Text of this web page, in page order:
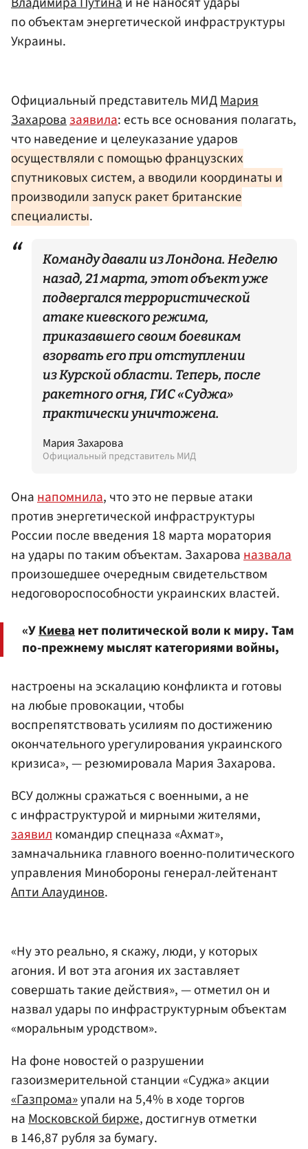
по объектам энергетической инфраструктуры
Украины.
Официальный представитель МИДМария
Захаровазаявила: есть все основания полагать,
что наведение и целеуказание ударов
осуществляли с помощью французских
спутниковых систем, а вводили координаты и
производили запуск ракет британские
специалисты.
Команду давали из Лондона. Неделю
назад, 21 марта, этот объект уже
подвергался террористической
атаке киевского режима,
приказавшего своим боевикам
взорвать его при отступлении
из Курской области. Теперь, после
ракетного огня, ГИС «Суджа»
практически уничтожена.
Мария Захарова
Официальный представитель МИД
Она напомнила, что это не первые атаки
против энергетической инфраструктуры
России после введения 18 марта моратория
на удары по таким объектам. Захарова назвала
произошедшее очередным свидетельством
недоговороспособности украинских властей.
«УКиеванет политической воли к миру. Там
по-прежнему мыслят категориями войны,
настроены на эскалацию конфликта и готовы
на любые провокации, чтобы
воспрепятствовать усилиям по достижению
окончательного урегулирования украинского
кризиса», — резюмировала Мария Захарова.
ВСУ должны сражаться с военными, а не
с инфраструктурой и мирными жителями,
заявилкомандир спецназа «Ахмат»,
замначальника главного военно-политического
управления Минобороны генерал-лейтенант
Апти Алаудинов.
«Ну это реально, я скажу, люди, у которых
агония. И вот эта агония их заставляет
совершать такие действия», — отметил он и
назвал удары по инфраструктурным объектам
«моральным уродством».
На фоне новостей о разрушении
газоизмерительной станции «Суджа» акции
«Газпрома»упали на 5,4% в ходе торгов
наМосковской бирже, достигнув отметки
в 146,87 рубля за бумагу.